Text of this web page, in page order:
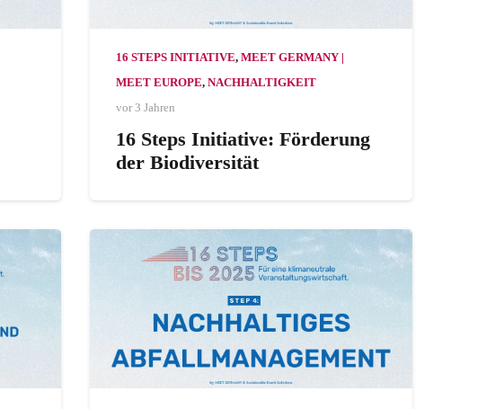
16 STEPS INITIATIVE, MEET GERMANY |
MEET EUROPE, NACHHALTIGKEIT
vor 3 Jahren
16 Steps Initiative: Förderung
der Biodiversität